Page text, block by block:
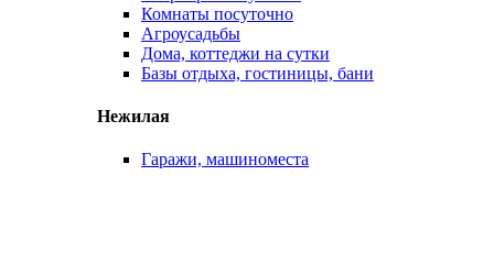
Комнаты посуточно
Агроусадьбы
Дома, коттеджи на сутки
Базы отдыха, гостиницы, бани
Нежилая
Гаражи, машиноместа